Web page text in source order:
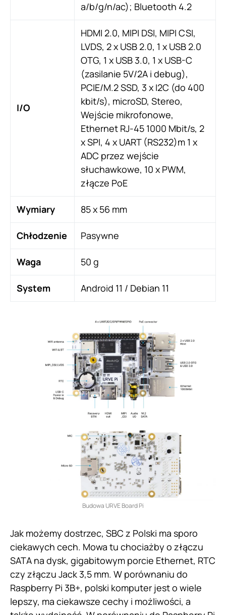
a/b/g/n/ac); Bluetooth 4.2
I/O
HDMI 2.0, MIPI DSI, MIPI CSI,
LVDS, 2 x USB 2.0, 1 x USB 2.0
OTG, 1 x USB 3.0, 1 x USB-C
(zasilanie 5V/2A i debug),
PCIE/M.2 SSD, 3 x I2C (do 400
kbit/s), microSD, Stereo,
Wejście mikrofonowe,
Ethernet RJ-45 1000 Mbit/s, 2
x SPI, 4 x UART (RS232)m 1 x
ADC przez wejście
słuchawkowe, 10 x PWM,
złącze PoE
Wymiary 85 x 56 mm
Chłodzenie Pasywne
Waga 50 g
System Android 11 / Debian 11
Budowa URVE Board Pi
Jak możemy dostrzec, SBC z Polski ma sporo
ciekawych cech. Mowa tu chociażby o złączu
SATA na dysk, gigabitowym porcie Ethernet, RTC
czy złączu Jack 3,5 mm. W porównaniu do
Raspberry Pi 3B+, polski komputer jest o wiele
lepszy, ma ciekawsze cechy i możliwości, a